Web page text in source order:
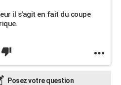
il s'agit en fait du coupe
Posez votre question